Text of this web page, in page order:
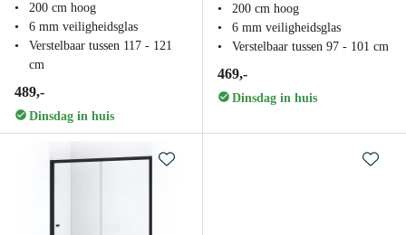
200 cm hoog
6 mm veiligheidsglas
Verstelbaar tussen 117 - 121
cm
489,-
Dinsdag in huis
200 cm hoog
6 mm veiligheidsglas
Verstelbaar tussen 97 - 101 cm
469,-
Dinsdag in huis